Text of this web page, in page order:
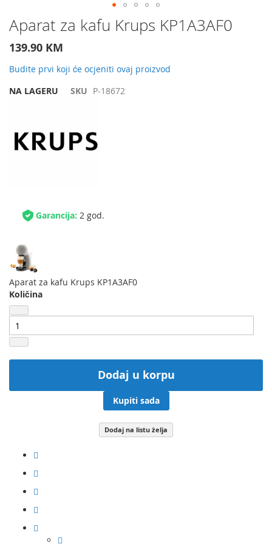
Preskočite
na
početak
galerije
slika
Aparat za kafu Krups KP1A3AF0
139.90 KM
Budite prvi koji će ocjeniti ovaj proizvod
NA LAGERU
SKU P-18672
Garancija: 2 god.
Aparat za kafu Krups KP1A3AF0
Količina
Dodaj u korpu
Kupiti sada
Dodaj na listu želja